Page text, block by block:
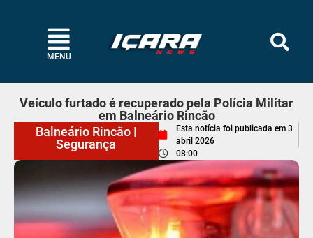
MENU
Veículo furtado é recuperado pela Polícia Militar
em Balneário Rincão
Balneário Rincão|
Segurança
Esta notícia foi publicada em 3
abril 2026
08:00